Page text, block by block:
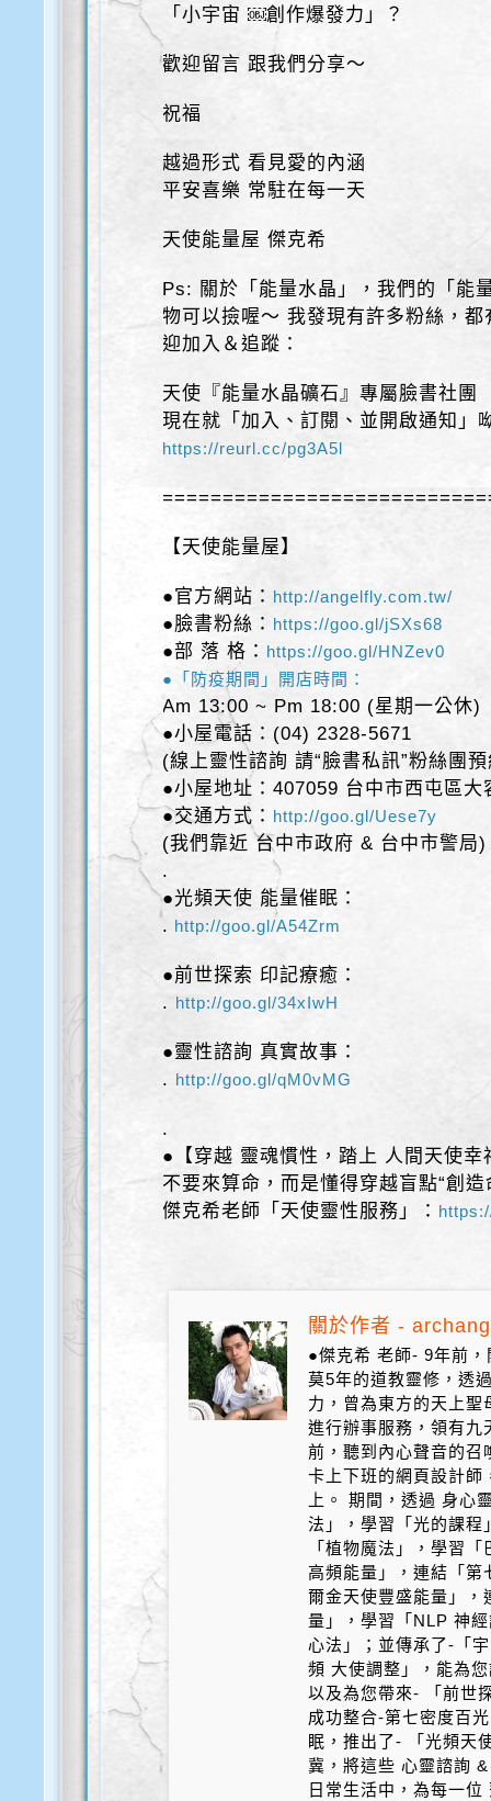
「小宇宙 ￼創作爆發力」？
歡迎留言 跟我們分享～
祝福
越過形式 看見愛的內涵
平安喜樂 常駐在每一天
天使能量屋 傑克希
Ps: 關於「能量水晶」，我們的「能
物可以撿喔～ 我發現有許多粉絲，
迎加入＆追蹤：
天使『能量水晶礦石』專屬臉書社團
現在就「加入、訂閱、並開啟通知」
https://reurl.cc/pg3A5l
【天使能量屋】
●官方網站： http://angelfly.com.tw/
●臉書粉絲： https://goo.gl/jSXs68
●部 落 格： https://goo.gl/HNZev0
●「防疫期間」開店時間：
Am 13:00 ~ Pm 18:00 (星期一公休)
●小屋電話：(04) 2328-5671
(線上靈性諮詢 請“臉書私訊”粉絲團
●小屋地址：407059 台中市西屯區大
●交通方式： http://goo.gl/Uese7y
(我們靠近 台中市政府 & 台中市警局)
.
●光頻天使 能量催眠：
. http://goo.gl/A54Zrm
●前世探索 印記療癒：
. http://goo.gl/34xIwH
●靈性諮詢 真實故事：
. http://goo.gl/qM0vMG
.
●【穿越 靈魂慣性，踏上 人間天使幸
不要來算命，而是懂得穿越盲點“創造
傑克希老師「天使靈性服務」：
關於作者 -
●傑克希 老師- 9年前
莫5年的道教靈修，透
力，曾為東方的天上
進行辦事服務，領有
前，聽到內心聲音的召
卡上下班的網頁設計師
上。 期間，透過 身心
法」，學習「光的課程
「植物魔法」，學習
高頻能量」，連結「第
爾金天使豐盛能量」，
量」，學習「NLP 神
心法」；並傳承了-「
頻 大使調整」，能為
以及為您帶來- 「前世
成功整合-第七密度百
眠，推出了- 「光頻天
冀，將這些 心靈諮詢
日常生活中，為每一